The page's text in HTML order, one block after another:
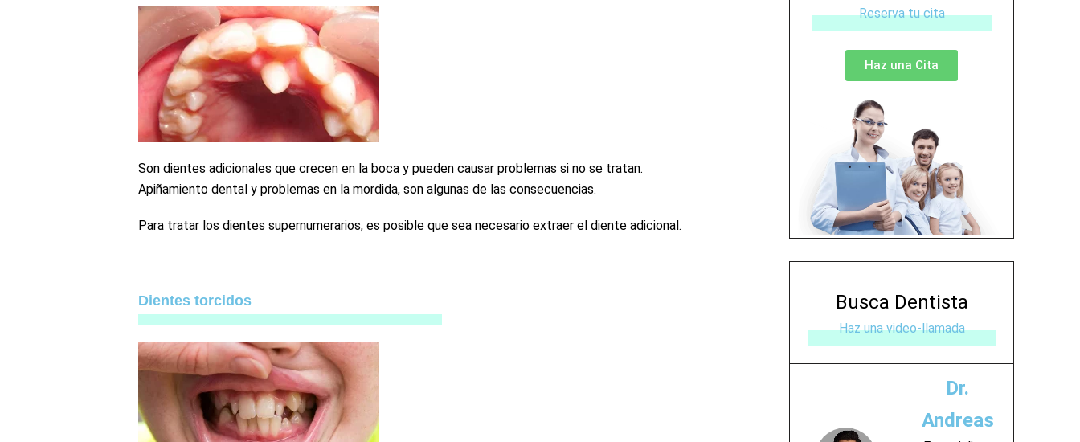
Son dientes adicionales que crecen en la boca y pueden causar problemas si no se tratan.
Apiñamiento dental y problemas en la mordida, son algunas de las consecuencias.
Para tratar los dientes supernumerarios, es posible que sea necesario extraer el diente adicional.
Dientes torcidos
Reserva tu cita
Haz una Cita
Busca Dentista
Haz una video-llamada
Dr.
Andreas